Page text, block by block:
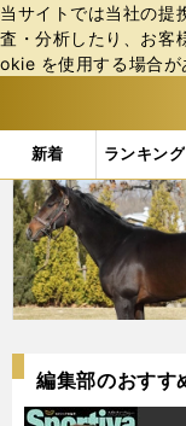
当サイトでは当社の提
査・分析したり、お客
okie を使⽤する場合が
新着 ランキング
b
ス
ポ
ル
テ
ィ
ー
バ
「#シークレ
編集部のおすす